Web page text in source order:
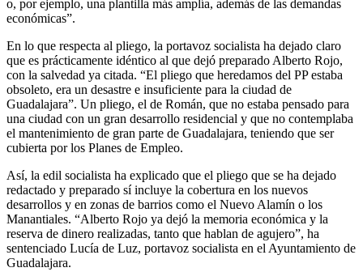
o, por ejemplo, una plantilla más amplía, además de las demandas
económicas”.
En lo que respecta al pliego, la portavoz socialista ha dejado claro
que es prácticamente idéntico al que dejó preparado Alberto Rojo,
con la salvedad ya citada. “El pliego que heredamos del PP estaba
obsoleto, era un desastre e insuficiente para la ciudad de
Guadalajara”. Un pliego, el de Román, que no estaba pensado para
una ciudad con un gran desarrollo residencial y que no contemplaba
el mantenimiento de gran parte de Guadalajara, teniendo que ser
cubierta por los Planes de Empleo.
Así, la edil socialista ha explicado que el pliego que se ha dejado
redactado y preparado sí incluye la cobertura en los nuevos
desarrollos y en zonas de barrios como el Nuevo Alamín o los
Manantiales. “Alberto Rojo ya dejó la memoria económica y la
reserva de dinero realizadas, tanto que hablan de agujero”, ha
sentenciado Lucía de Luz, portavoz socialista en el Ayuntamiento de
Guadalajara.